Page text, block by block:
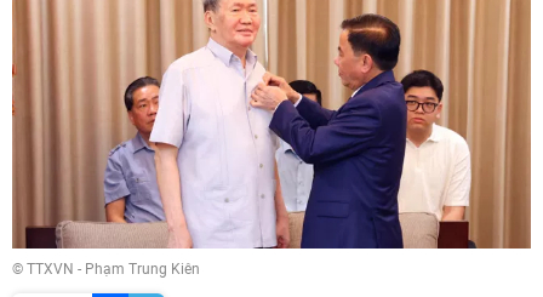
© TTXVN - Phạm Trung Kiên